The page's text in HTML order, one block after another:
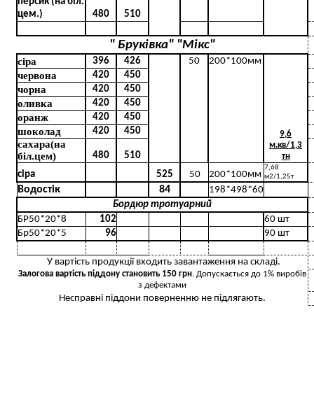
цем.)
480 510
" Бруківка" "Мікс"
сіра 396 426 50 200*100мм
9,6
м.кв/1,3
тн
червона 420 450
чорна 420 450
оливка 420 450
оранж 420 450
шоколад 420 450
сахара(на
біл.цем)
480
510
сіра
525 50 200*100мм
7,68
м2/1,25т
Водостік 84
198*498*60
Бордюр тротуарний
БР50*20*8
102
60 шт
Бр50*20*5
96 90 шт
У вартість продукції входить завантаження на складі.
Залогова вартість піддону становить 150 грн. Допускається до 1% виробів
з дефектами
Несправні піддони поверненню не підлягають.